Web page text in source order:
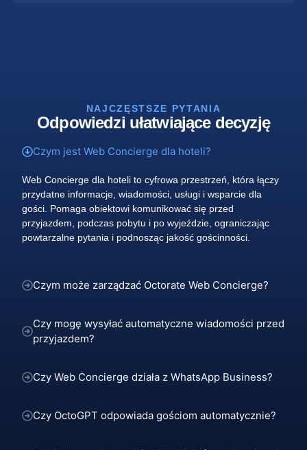
NAJCZĘSTSZE PYTANIA
Odpowiedzi ułatwiające decyzję
Czym jest Web Concierge dla hoteli?
Web Concierge dla hoteli to cyfrowa przestrzeń, która łączy
przydatne informacje, wiadomości, usługi i wsparcie dla
gości. Pomaga obiektowi komunikować się przed
przyjazdem, podczas pobytu i po wyjeździe, ograniczając
powtarzalne pytania i podnosząc jakość gościnności.
Czym może zarządzać Octorate Web Concierge?
Czy mogę wysyłać automatyczne wiadomości przed
przyjazdem?
Czy Web Concierge działa z WhatsApp Business?
Czy OctoGPT odpowiada gościom automatycznie?